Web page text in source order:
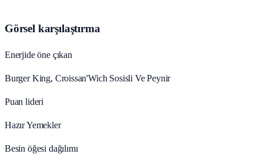
Görsel karşılaştırma
Enerjide öne çıkan
Burger King, Croissan'Wich Sosisli Ve Peynir
Puan lideri
Hazır Yemekler
Besin öğesi dağılımı